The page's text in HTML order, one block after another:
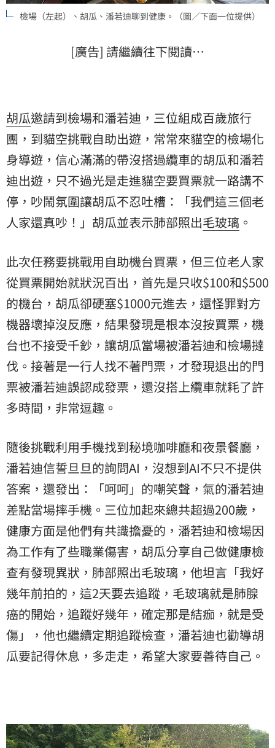
檢場（左起）、胡瓜、潘若迪聊到健康。（圖／下面一位提供）
[廣告] 請繼續往下閱讀…
胡瓜邀請到檢場和潘若迪，三位組成百歲旅行
團，到貓空挑戰自助出遊，常常來貓空的檢場化
身導遊，信心滿滿的帶沒搭過纜車的胡瓜和潘若
迪出遊，只不過光是走進貓空要買票就一路講不
停，吵鬧氛圍讓胡瓜不忍吐槽：「我們這三個老
人家還真吵！」胡瓜並表示肺部照出毛玻璃 。
此次任務要挑戰用自助機台買票，但三位老人家
從買票開始就狀況百出，首先是只收$100和$500
的機台，胡瓜卻硬塞$1000元進去，還怪罪對方
機器壞掉沒反應，結果發現是根本沒按買票，機
台也不接受千鈔，讓胡瓜當場被潘若迪和檢場撻
伐。接著是一行人找不著門票，才發現退出的門
票被潘若迪誤認成發票，還沒搭上纜車就耗了許
多時間，非常逗趣。
隨後挑戰利用手機找到秘境咖啡廳和夜景餐廳，
潘若迪信誓旦旦的詢問AI，沒想到AI不只不提供
答案，還發出：「呵呵」的嘲笑聲，氣的潘若迪
差點當場摔手機。三位加起來總共超過200歲，
健康方面是他們有共識擔憂的，潘若迪和檢場因
為工作有了些職業傷害，胡瓜分享自己做健康檢
查有發現異狀，肺部照出毛玻璃，他坦言「我好
幾年前拍的，這2天要去追蹤，毛玻璃就是肺腺
癌的開始，追蹤好幾年，確定那是結痂，就是受
傷」，他也繼續定期追蹤檢查，潘若迪也勸導胡
瓜要記得休息，多走走，希望大家要善待自己。